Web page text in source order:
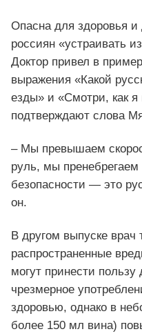
Опасна для здоровья и
россиян «устраивать
Доктор привел в
выражения «Какой
езды» и «Смотри, как я
подтверждают слова
– Мы превышаем
руль, мы
безопасности — это
он.
В другом выпуске врач
распространенные
могут принести
чрезмерное
здоровью, однако в
более 150 мл вина)